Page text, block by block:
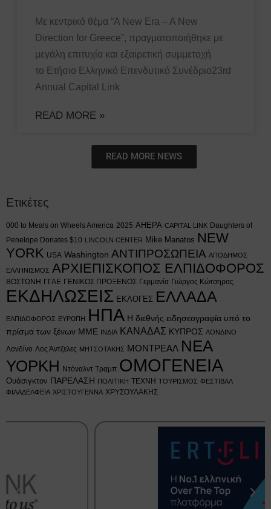
Με κεντρικό θέμα “A New Era – A New
Direction for Greece”, πραγματοποιήθηκε με
μεγάλη επιτυχία και εξαιρετική συμμετοχή
το Ετήσιο Ελληνικό Επενδυτικό Συνέδριο23rd
Annual Capital Link
READ MORE »
READ MORE NEWS
Ετικέτες
000 to Meals on Wheels America 2025 AHEPA CAPITAL LINK Daughters of
Penelope Donates $10 LINCOLN CENTER Mike Manatos NEW
YORK USA Washington ΑΝΤΙΠΡΟΣΩΠΕΙΑ ΑΠΟΔΗΜΟΣ
ΕΛΛΗΝΙΣΜΟΣ ΑΡΧΙΕΠΙΣΚΟΠΟΣ ΕΛΠΙΔΟΦΟΡΟΣ
ΒΟΣΤΩΝΗ ΓΓΑΕ ΓΕΝΙΚΟΣ ΠΡΟΞΕΝΟΣ Γερμανία Γιώργος Κώτσηρας
ΕΚΔΗΛΩΣΕΙΣ ΕΚΛΟΓΕΣ ΕΛΛΑΔΑ
ΕΛΠΙΔΟΦΟΡΟΣ ΕΥΡΩΠΗ ΗΠΑ Η διεθνής ειδησεογραφία υπό το
πρίσμα των ξένων ΜΜΕ
ΙΝΔΙΑ ΚΑΝΑΔΑΣ ΚΥΠΡΟΣ ΛΟΝΔΙΝΟ
Λονδίνο Λος Άντζελες ΜΗΤΣΟΤΑΚΗΣ ΜΟΝΤΡΕΑΛ ΝΕΑ
ΥΟΡΚΗ Ντόναλντ Τραμπ ΟΜΟΓΕΝΕΙΑ
Ουάσιγκτον ΠΑΡΕΛΑΣΗ ΠΟΛΙΤΙΚΗ ΤΕΧΝΗ ΤΟΥΡΙΣΜΟΣ ΦΕΣΤΙΒΑΛ
ΦΙΛΑΔΕΛΦΕΙΑ ΧΡΙΣΤΟΥΓΕΝΝΑ ΧΡΥΣΟΥΛΑΚΗΣ